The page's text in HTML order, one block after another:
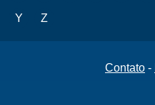
Y Z
Contato -